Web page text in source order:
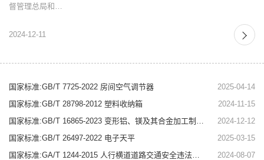
督管理总局和…
2024-12-11
国家标准:GB/T 7725-2022 房间空气调节器
2025-04-14
国家标准:GB/T 28798-2012 塑料收纳箱
2024-11-15
2024-12-12
国家标准:GB/T 26497-2022 电子天平
2025-03-15
2024-08-07